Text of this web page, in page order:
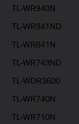
TL-WR940N
TL-WR941ND
TL-WR841N
TL-WR743ND
TL-WDR3600
TL-WR740N
TL-WR710N